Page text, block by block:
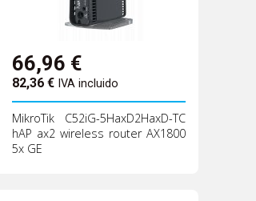
66,96 €
82,36 € IVA incluido
MikroTik C52iG-5HaxD2HaxD-TC
hAP ax2 wireless router AX1800
5x GE